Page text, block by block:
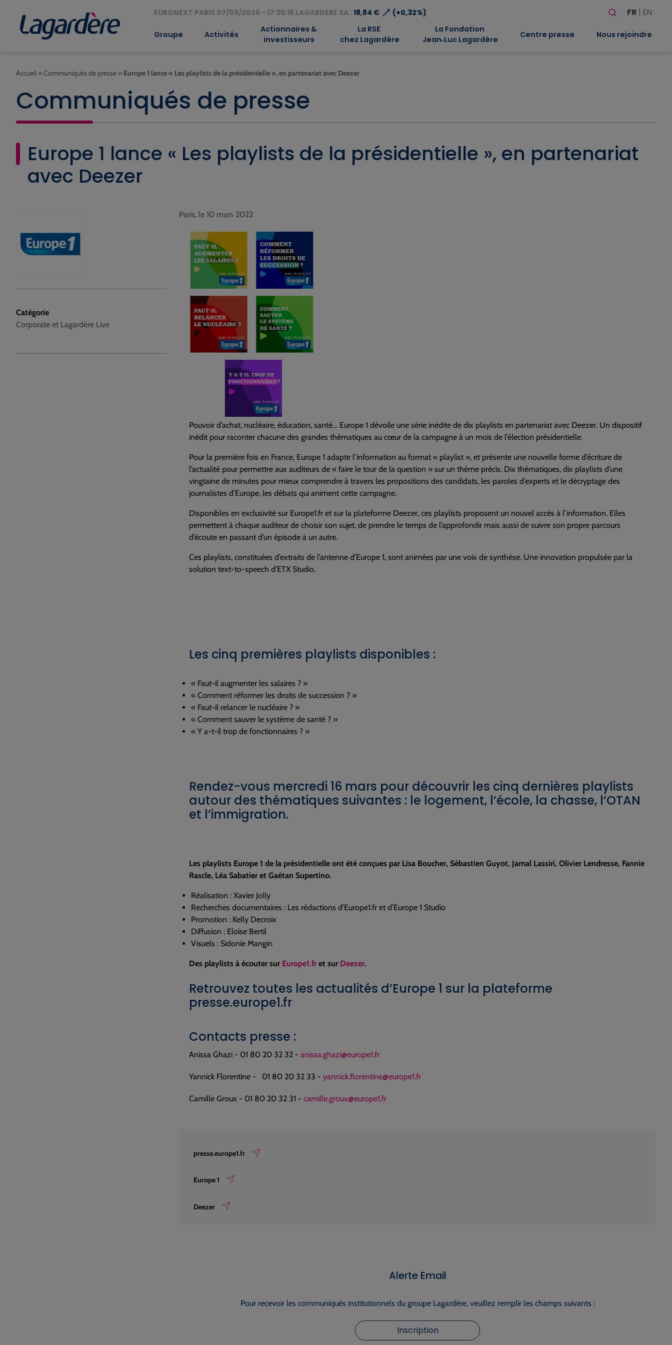
EURONEXT PARIS 07/08/2026 - 17:35:16 LAGARDERE SA : 18,84 €⟶ (+0,32%)
Rechercher
FR EN
Groupe Activités
Actionnaires &
investisseurs
La RSE
chez Lagardère
La Fondation
Jean‑Luc Lagardère
Centre presse Nous rejoindre
Accueil »Communiqués de presse » Europe 1 lance « Les playlists de la présidentielle », en partenariat avec Deezer
Communiqués de presse
Europe 1 lance « Les playlists de la présidentielle », en partenariat
avec Deezer
Catégorie
Corporate et Lagardère Live
Paris, le 10 mars 2022
Pouvoir d’achat, nucléaire, éducation, santé… Europe 1 dévoile une série inédite de dix playlists en partenariat avec Deezer. Un dispositif
inédit pour raconter chacune des grandes thématiques au cœur de la campagne à un mois de l’élection présidentielle.
Pour la première fois en France, Europe 1 adapte l’information au format « playlist », et présente une nouvelle forme d’écriture de
l’actualité pour permettre aux auditeurs de « faire le tour de la question » sur un thème précis. Dix thématiques, dix playlists d’une
vingtaine de minutes pour mieux comprendre à travers les propositions des candidats, les paroles d’experts et le décryptage des
journalistes d’Europe, les débats qui animent cette campagne.
Disponibles en exclusivité sur Europe1.fr et sur la plateforme Deezer, ces playlists proposent un nouvel accès à l’information. Elles
permettent à chaque auditeur de choisir son sujet, de prendre le temps de l’approfondir mais aussi de suivre son propre parcours
d’écoute en passant d’un épisode à un autre.
Ces playlists, constituées d’extraits de l’antenne d’Europe 1, sont animées par une voix de synthèse. Une innovation propulsée par la
solution text-to-speech d’ETX Studio.
Les cinq premières playlists disponibles :
« Faut-il augmenter les salaires ? »
« Comment réformer les droits de succession ? »
« Faut-il relancer le nucléaire ? »
« Comment sauver le système de santé ? »
« Y a-t-il trop de fonctionnaires ? »
Rendez-vous mercredi 16 mars pour découvrir les cinq dernières playlists
autour des thématiques suivantes : le logement, l’école, la chasse, l’OTAN
et l’immigration.
Les playlists Europe 1 de la présidentielle ont été conçues par Lisa Boucher, Sébastien Guyot, Jamal Lassiri, Olivier Lendresse, Fannie
Rascle, Léa Sabatier et Gaétan Supertino.
Réalisation : Xavier Jolly
Recherches documentaires : Les rédactions d’Europe1.fr et d’Europe 1 Studio
Promotion : Kelly Decroix
Diffusion : Eloïse Bertil
Visuels : Sidonie Mangin
Des playlists à écouter sur Europe1.fret sur Deezer.
Retrouvez toutes les actualités d’Europe 1 sur la plateforme
presse.europe1.fr
Contacts presse :
Anissa Ghazi - 01 80 20 32 32 - anissa.ghazi@europe1.fr
Yannick Florentine - 01 80 20 32 33 - yannick.florentine@europe1.fr
Camille Groux - 01 80 20 32 31 - camille.groux@europe1.fr
presse.europe1.fr
Europe 1
Deezer
Alerte Email
Pour recevoir les communiqués institutionnels du groupe Lagardère, veuillez remplir les champs suivants :
Inscription